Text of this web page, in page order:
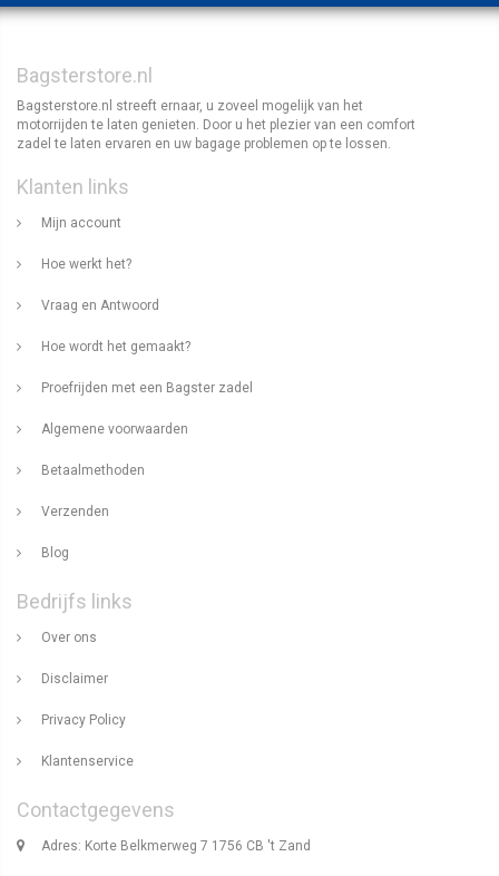
Bagsterstore.nl
Bagsterstore.nl streeft ernaar, u zoveel mogelijk van het
motorrijden te laten genieten. Door u het plezier van een comfort
zadel te laten ervaren en uw bagage problemen op te lossen.
Klanten links
Mijn account
Hoe werkt het?
Vraag en Antwoord
Hoe wordt het gemaakt?
Proefrijden met een Bagster zadel
Algemene voorwaarden
Betaalmethoden
Verzenden
Blog
Bedrijfs links
Over ons
Disclaimer
Privacy Policy
Klantenservice
Contactgegevens
Adres: Korte Belkmerweg 7 1756 CB 't Zand